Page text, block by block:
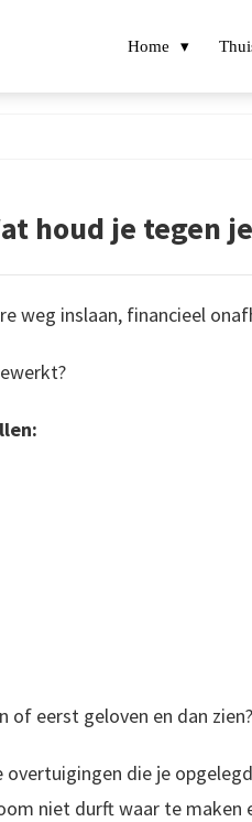
Home
houd je tegen
weg inslaan, financieel
of eerst geloven en dan
die je
niet durft waar te maken